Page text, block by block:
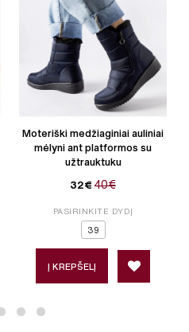
Moteriški medžiaginiai auliniai
mėlyni ant platformos su
užtrauktuku
32€ 40€
PASIRINKITE DYDĮ
39
Į KREPŠELĮ